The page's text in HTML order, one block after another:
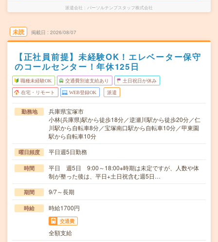
派遣会社 パーソルテンプスタッフ株式会社
未読 掲載日 2026/08/07
【正社員前提】未経験OK！エレベーター保守
のコールセンター！年休125日
職種未経験OK 交通費別途支給あり 土日祝日が休み
在宅・リモート WEB登録OK 派遣
勤務地
兵庫県宝塚市
小林(兵庫県)駅から徒歩18分／逆瀬川駅から徒歩20分／仁
川駅から自転車8分／宝塚南口駅から自転車10分／甲東園
駅から自転車10分
曜日頻度 平日週5日勤務
時間
平日 週5日 9:00～18:00※時期は未定ですが、人数や体
制が整った後は、平日+土日祝含む週5日…
期間 9/7～長期
時給 時給1700円
交通費
全額支給